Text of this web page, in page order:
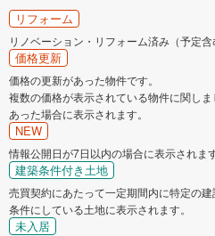
リフォーム
リノベーション・リフォーム済み（予定含
価格更新
価格の更新があった物件です。
複数の価格が表示されている物件に関し
あった場合に表示されます。
NEW
情報公開日が7日以内の場合に表示されます
建築条件付き土地
売買契約にあたって一定期間内に特定の
条件にしている土地に表示されます。
未入居